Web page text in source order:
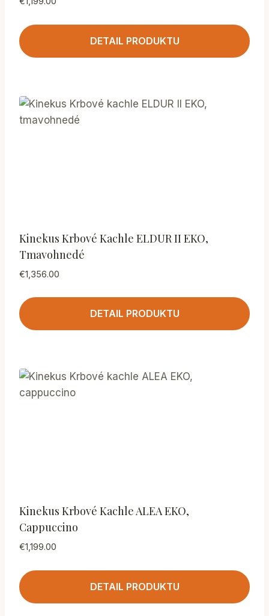
DETAIL PRODUKTU
Kinekus Krbové Kachle ELDUR II EKO,
Tmavohnedé
€1,356.00
DETAIL PRODUKTU
Kinekus Krbové Kachle ALEA EKO,
Cappuccino
€1,199.00
DETAIL PRODUKTU